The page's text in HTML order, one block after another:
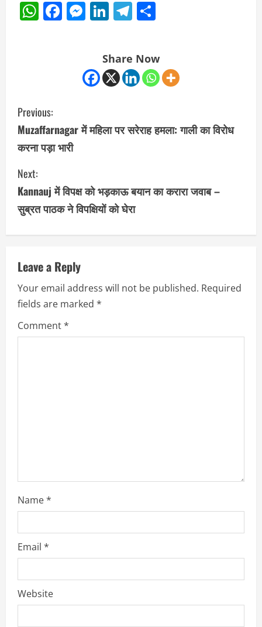
WhatsApp
Facebook
Messenger
LinkedIn
Telegram
Share Now
C
o
n
t
i
n
e
R
e
Previous:
Muzaffarnagar में महिला पर सरेराह हमला: गाली का विरोध
करना पड़ा भारी
Next:
Kannauj में विपक्ष को भड़काऊ बयान का करारा जवाब –
सुब्रत पाठक ने विपक्षियों को घेरा
Leave a Reply
Your email address will not be published. Required
fields are marked *
Comment*
Name*
Email *
Website